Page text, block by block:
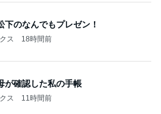
下のなんでもプレゼン！
ス 18時間前
が確認した私の手帳
ス 11時間前